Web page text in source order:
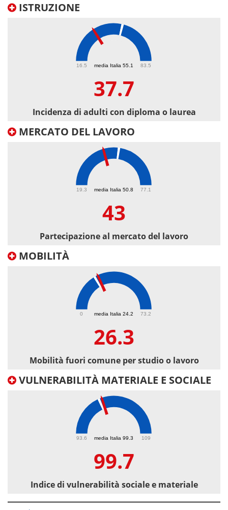
ISTRUZIONE
media Italia 55.1
16.5 83.5
37.7
Incidenza di adulti con diploma o laurea
MERCATO DEL LAVORO
media Italia 50.8
19.3 77.1
43
Partecipazione al mercato del lavoro
MOBILITÀ
media Italia 24.2
0 73.2
26.3
Mobilità fuori comune per studio o lavoro
VULNERABILITÀ MATERIALE E SOCIALE
media Italia 99.3
93.6 109
99.7
Indice di vulnerabilità sociale e materiale